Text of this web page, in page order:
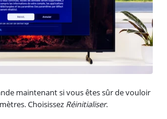
maintenant si vous êtes sûr de vouloir
Choisissez Réinitialiser.